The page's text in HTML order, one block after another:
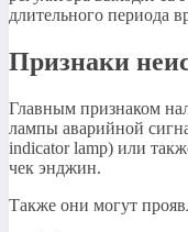
длительного периода
Признаки
Главным признаком
лампы аварийной
indicator lamp) или
чек энджин.
Также они могут